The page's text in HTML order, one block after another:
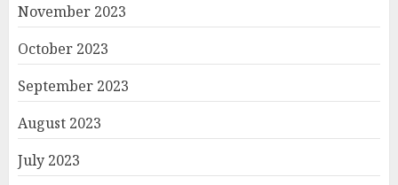
November 2023
October 2023
September 2023
August 2023
July 2023